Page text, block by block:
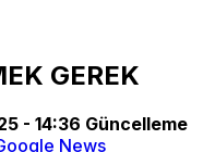
GEREK
- 14:36 Güncelleme